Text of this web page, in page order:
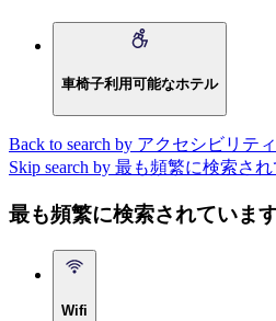
車椅子利用可能なホテル
Back to search by アクセシビリティ
Skip search by 最も頻繁に検索さ
最も頻繁に検索されていま
Wifi